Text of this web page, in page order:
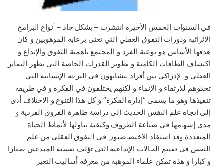
في السنوات الخمس الأخيرة انتشرت – بشكل جاد – أنواع البرامج
الاثرائية ودورات التفوق العقلي التي تعنى برعاية الموهوبين و كان
هدفها الأساس هو توعية الفرد و المجتمع بأهمية التفوق والإبداع و
اكتشاف الطاقات الكامنة و تطوير القدرات الخاصة التي تظهر التمايز
العقلي و الإدراكي بين أفراد يتشابهون في النزعة الإنسانية التي
تحدوهم للارتقاء و الإنماء و لكنهم يختلفون في الفكرة و في طريقة
تنفيذها وهو ما يسمى “إدارة الفكرة” و كل هذا التنوع و الاختلاف أدى
إلى اتجاه علم النفس الحديث إلى دراسة ظاهرة الفروق الفردية و
مدى إسهامها في صناعة الظروف وكيفية تناولها لأنماط الحياة
المتعددة وقد استفاد الاختصاصيون في التفوق العقلي من علم
النفس في تقييم الحالات الإبداعية التي تؤلف نفسية المبدعين صغارا
و كبارا و هذه تمكن علماء الموهبة من معرفة أساليب التغير